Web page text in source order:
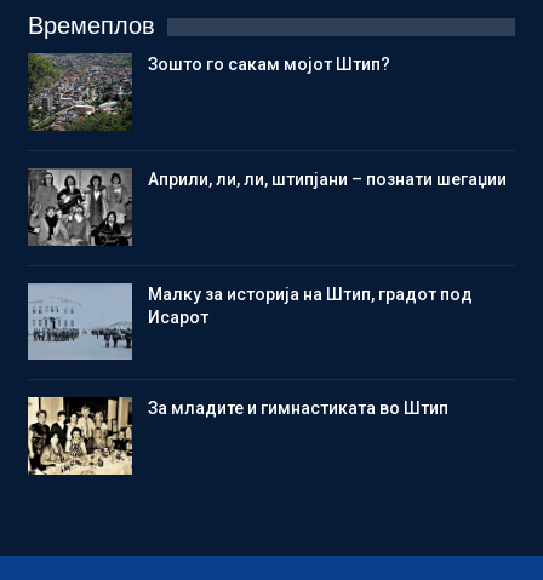
Времеплов
Зошто го сакам мојот Штип?
Aприли, ли, ли, штипјани – познати шегаџии
Малку за историја на Штип, градот под
Исарот
Зa младите и гимнастиката во Штип